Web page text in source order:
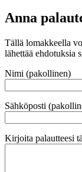
Anna
Tällä lomakkeella
lähettää ehdotuksia
Nimi (pakollinen)
Sähköposti
Kirjoita palautteesi